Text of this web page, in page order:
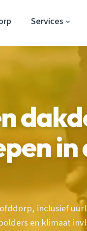
Services
in
inclusief
en klimaat